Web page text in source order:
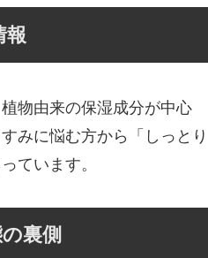
報
物由来の保湿成分が中心
みに悩む方から「しっとり
ています。
裏側